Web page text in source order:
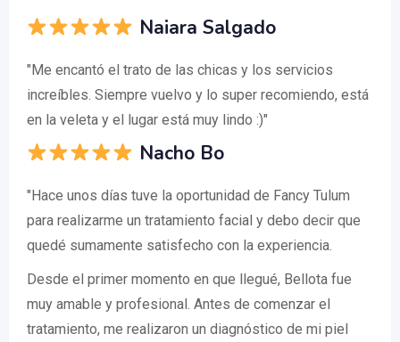
Naiara Salgado
"Me encantó el trato de las chicas y los servicios
increíbles. Siempre vuelvo y lo super recomiendo, está
en la veleta y el lugar está muy lindo :)"
Nacho Bo
"Hace unos días tuve la oportunidad de Fancy Tulum
para realizarme un tratamiento facial y debo decir que
quedé sumamente satisfecho con la experiencia.
Desde el primer momento en que llegué, Bellota fue
muy amable y profesional. Antes de comenzar el
tratamiento, me realizaron un diagnóstico de mi piel